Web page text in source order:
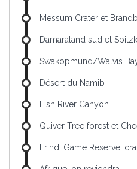
Messum Crater et
Damaraland sud et
Swakopmund/Walvis
Désert du Namib
Fish River Canyon
Quiver Tree forest et
Erindi Game Reserve,